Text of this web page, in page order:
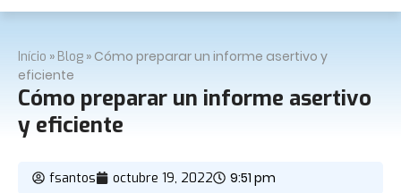
Início » Blog » Cómo preparar un informe asertivo y
eficiente
Cómo preparar un informe asertivo
y eficiente
fsantos octubre 19, 2022 9:51 pm